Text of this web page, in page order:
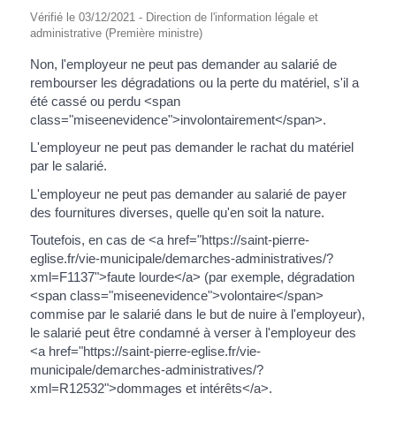
Vérifié le 03/12/2021 - Direction de l'information légale et
administrative (Première ministre)
Non, l'employeur ne peut pas demander au salarié de
rembourser les dégradations ou la perte du matériel, s'il a
été cassé ou perdu <span
class="miseenevidence">involontairement</span>.
L'employeur ne peut pas demander le rachat du matériel
par le salarié.
L'employeur ne peut pas demander au salarié de payer
des fournitures diverses, quelle qu'en soit la nature.
Toutefois, en cas de <a href="https://saint-pierre-
eglise.fr/vie-municipale/demarches-administratives/?
xml=F1137">faute lourde</a> (par exemple, dégradation
<span class="miseenevidence">volontaire</span>
commise par le salarié dans le but de nuire à l'employeur),
le salarié peut être condamné à verser à l'employeur des
<a href="https://saint-pierre-eglise.fr/vie-
municipale/demarches-administratives/?
xml=R12532">dommages et intérêts</a>.